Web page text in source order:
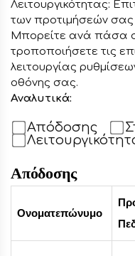
Λειτουργικότητας:
των προτιμήσεών σας
Μπορείτε ανά πάσα
τροποποιήσετε τις
λειτουργίας
οθόνης σας.
Αναλυτικά:
Απόδοσης
Απόδοσης
Ονοματεπώνυμο